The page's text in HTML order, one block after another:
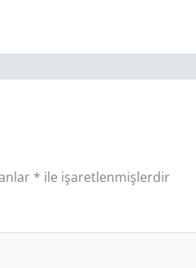
* ile işaretlenmişlerdir